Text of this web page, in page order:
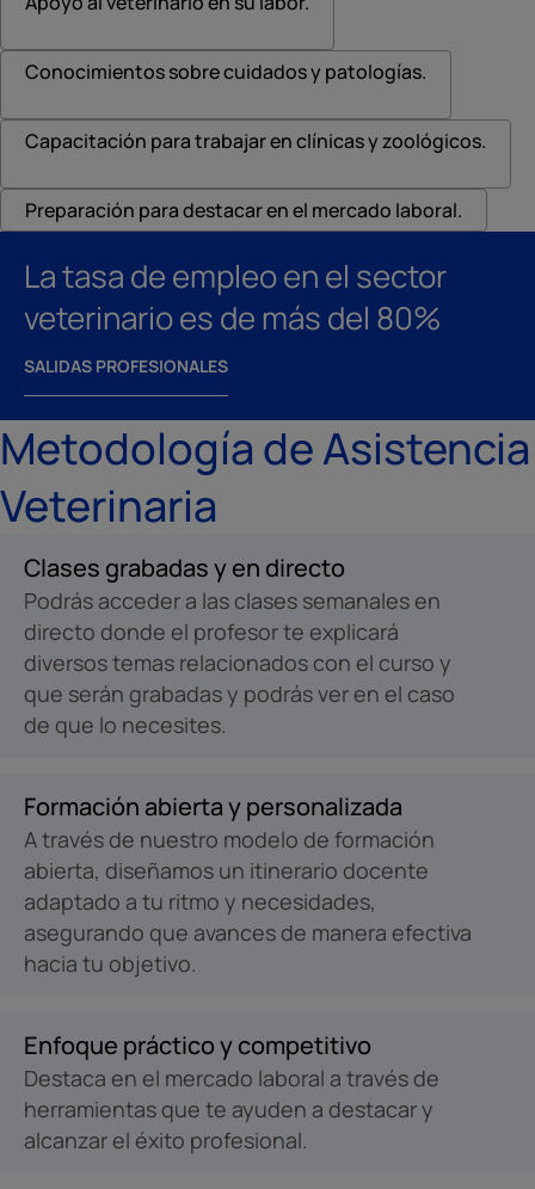
Conocimientos sobre cuidados y patologías.
Capacitación para trabajar en clínicas y zoológicos.
Preparación para destacar en el mercado laboral.
La tasa de empleo en el sector
veterinario es de más del 80%
SALIDAS PROFESIONALES
Metodología de Asistencia
Veterinaria
Clases grabadas y en directo
Podrás acceder a las clases semanales en
directo donde el profesor te explicará
diversos temas relacionados con el curso y
que serán grabadas y podrás ver en el caso
de que lo necesites.
Formación abierta y personalizada
A través de nuestro modelo de formación
abierta, diseñamos un itinerario docente
adaptado a tu ritmo y necesidades,
asegurando que avances de manera efectiva
hacia tu objetivo.
Enfoque práctico y competitivo
Destaca en el mercado laboral a través de
herramientas que te ayuden a destacar y
alcanzar el éxito profesional.